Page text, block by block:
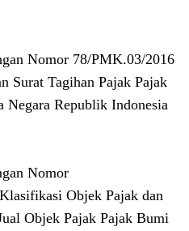
Nomor 78/PMK.03/2016
Surat Tagihan Pajak Pajak
Negara Republik Indonesia
Nomor
Objek Pajak dan
Objek Pajak Pajak Bumi